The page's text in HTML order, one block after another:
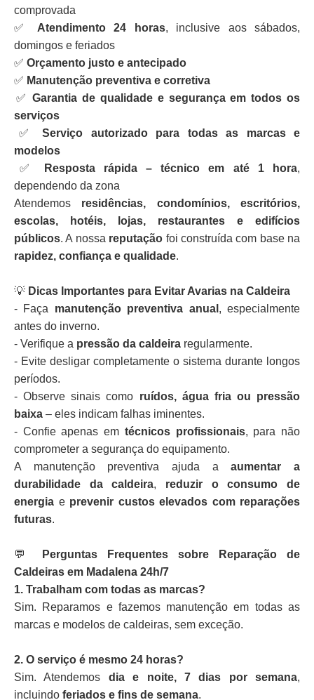
comprovada
✅ Atendimento 24 horas, inclusive aos sábados,
domingos e feriados
✅ Orçamento justo e antecipado
✅ Manutenção preventiva e corretiva
✅Garantia de qualidade e segurança em todos os
serviços
✅Serviço autorizado para todas as marcas e
modelos
✅
Resposta rápida – técnico em até 1 hora,
dependendo da zona
Atendemos residências, condomínios, escritórios,
escolas, hotéis, lojas, restaurantes e edifícios
públicos. A nossa reputação foi construída com base na
rapidez, confiança e qualidade.
💡 Dicas Importantes para Evitar Avarias na Caldeira
- Faça manutenção preventiva anual , especialmente
antes do inverno.
- Verifique a pressão da caldeira regularmente.
- Evite desligar completamente o sistema durante longos
períodos.
- Observe sinais como ruídos, água fria ou pressão
baixa – eles indicam falhas iminentes.
- Confie apenas em técnicos profissionais, para não
comprometer a segurança do equipamento.
A manutenção preventiva ajuda aaumentar a
durabilidade da caldeira, reduzir o consumo de
energia e prevenir custos elevados com reparações
futuras.
💬
Perguntas Frequentes sobre Reparação de
Caldeiras em Madalena 24h/7
1. Trabalham com todas as marcas?
Sim. Reparamos e fazemos manutenção em todas as
marcas e modelos de caldeiras, sem exceção.
2. O serviço é mesmo 24 horas?
Sim. Atendemos dia e noite, 7 dias por semana,
incluindo feriados e fins de semana.